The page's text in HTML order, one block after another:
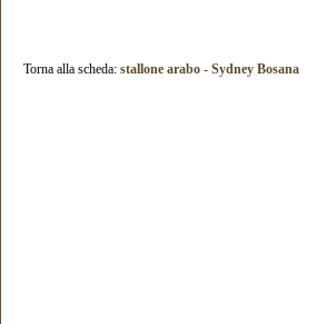
Torna alla scheda: stallone arabo - Sydney Bosana